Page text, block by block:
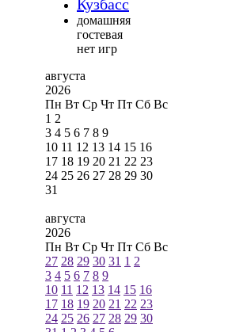
Кузбасс
домашняя
гостевая
нет игр
августа
2026
Пн Вт Ср Чт Пт Сб Вс
1 2
3 4 5 6 7 8 9
10 11 12 13 14 15 16
17 18 19 20 21 22 23
24 25 26 27 28 29 30
31
августа
2026
Пн Вт Ср Чт Пт Сб Вс
27 28 29 30 31 1 2
3 4 5 6 7 8 9
10 11 12 13 14 15 16
17 18 19 20 21 22 23
24 25 26 27 28 29 30